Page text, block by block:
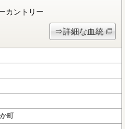
カントリー
⇒詳細な血統
町